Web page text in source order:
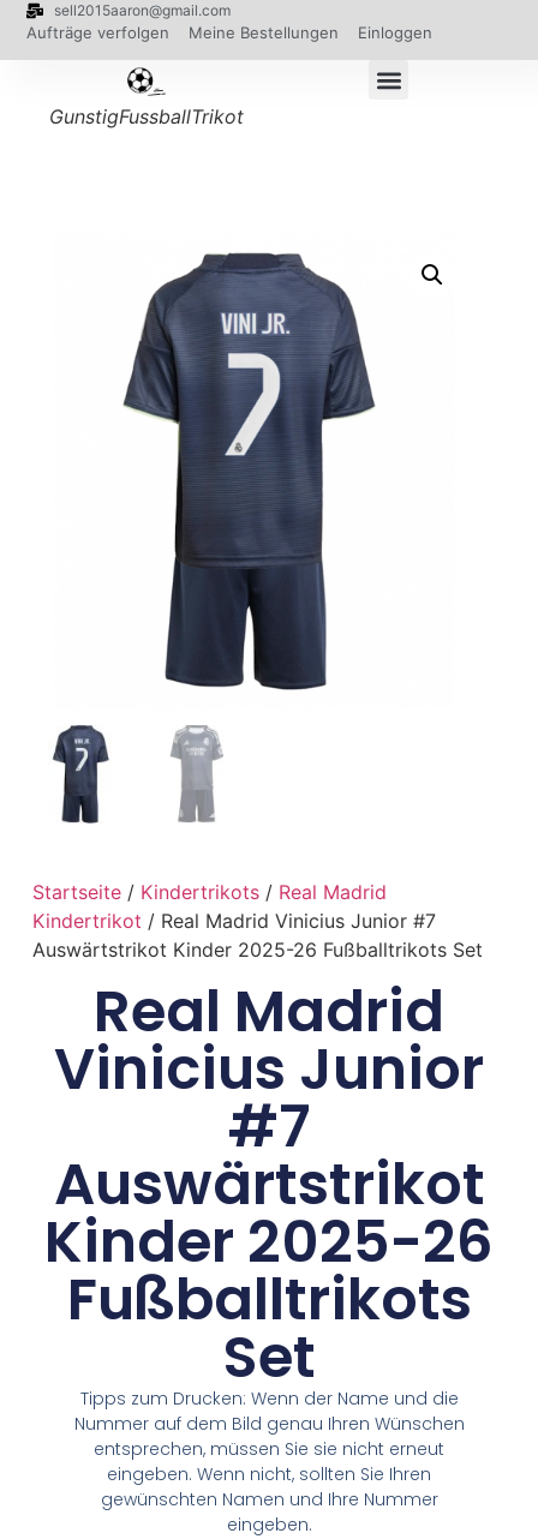
sell2015aaron@gmail.com
Aufträge verfolgen Meine Bestellungen Einloggen
GunstigFussballTrikot
Startseite/ Kindertrikots/ Real Madrid
Kindertrikot / Real Madrid Vinicius Junior #7
Auswärtstrikot Kinder 2025-26 Fußballtrikots Set
Real Madrid
Vinicius Junior
#7
Auswärtstrikot
Kinder 2025-26
Fußballtrikots
Set
Tipps zum Drucken: Wenn der Name und die
Nummer auf dem Bild genau Ihren Wünschen
entsprechen, müssen Sie sie nicht erneut
eingeben. Wenn nicht, sollten Sie Ihren
gewünschten Namen und Ihre Nummer
eingeben.